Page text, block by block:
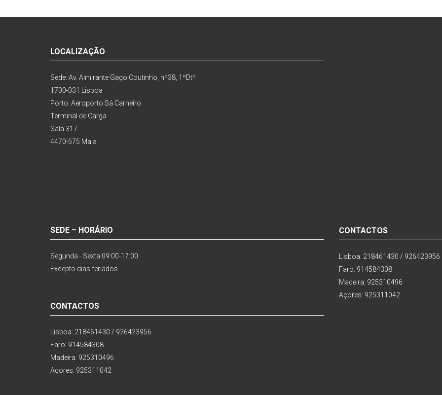
LOCALIZAÇÃO
Sede: Av. Almirante Gago Coutinho, nº38, 1ºDtº
1700-031 Lisboa
Porto: Aeroporto Sá Carneiro
Terminal de Carga
Sala 317
4470-575 Maia
SEDE – HORÁRIO
Segunda - Sexta 09:00-17:00
Excepto dias feriados
CONTACTOS
Lisboa: 218461430 / 926423956
Faro: 914584308
Madeira: 925310496
Açores: 925311042
CONTACTOS
Lisboa: 218461430 / 926423956
Faro: 914584308
Madeira: 925310496
Açores: 925311042